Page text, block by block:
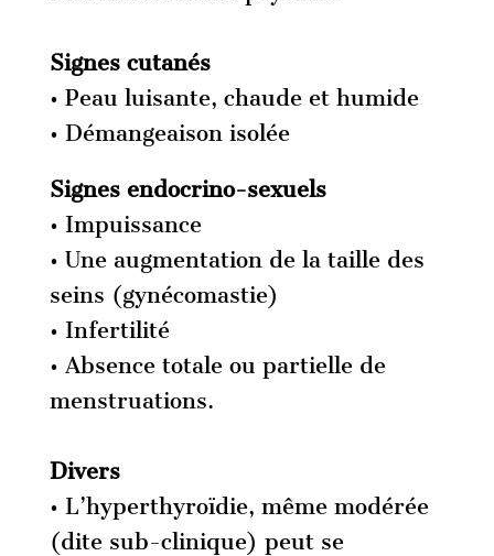
Signes cutanés
• Peau luisante, chaude et humide
• Démangeaison isolée
Signes endocrino-sexuels
• Impuissance
• Une augmentation de la taille des
seins (gynécomastie)
• Infertilité
• Absence totale ou partielle de
menstruations.
Divers
• L’hyperthyroïdie, même modérée
(dite sub-clinique) peut se